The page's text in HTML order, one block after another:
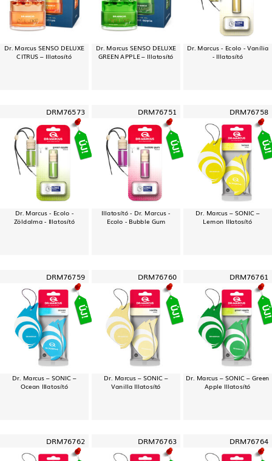
Dr. Marcus SENSO DELUXE
CITRUS – Illatosító
Dr. Marcus SENSO DELUXE
GREEN APPLE – Illatosító
Dr. Marcus - Ecolo - Vanília
- Illatosító
DRM76573
Dr. Marcus - Ecolo -
Zöldalma - Illatosító
DRM76751
Illatosító - Dr. Marcus -
Ecolo - Bubble Gum
DRM76758
Dr. Marcus – SONIC –
Lemon Illatosító
DRM76759
Dr. Marcus – SONIC –
Ocean Illatosító
DRM76760
Dr. Marcus – SONIC –
Vanilla Illatosító
DRM76761
Dr. Marcus – SONIC – Green
Apple Illatosító
DRM76762 DRM76763 DRM76764